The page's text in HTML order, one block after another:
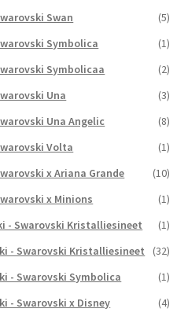
Swan
(5)
Symbolica
(1)
Symbolicaa
(2)
Una
(3)
Una Angelic
(8)
Volta
(1)
x Ariana Grande
(10)
x Minions
(1)
- Swarovski Kristalliesineet
(1)
- Swarovski Kristalliesineet
(32)
- Swarovski Symbolica
(1)
- Swarovski x Disney
(4)